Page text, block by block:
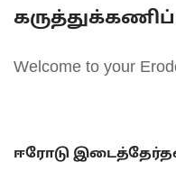
Welcome to your
ஈரோடு